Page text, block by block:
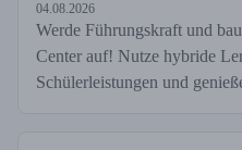
04.08.2026
Werde Führungskraft und
Center auf! Nutze hybride
Schülerleistungen und